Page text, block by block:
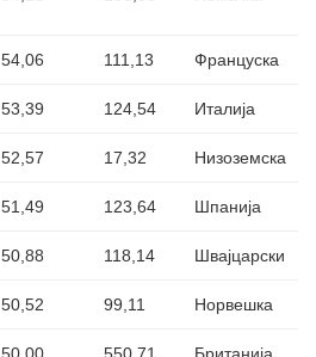
54,06 111,13 Француска
53,39 124,54 Италија
52,57 17,32 Низоземска
51,49 123,64 Шпанија
50,88 118,14 Швајцарски
50,52 99,11 Норвешка